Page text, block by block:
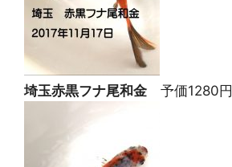
埼玉赤黒フナ尾和金 予価1280円